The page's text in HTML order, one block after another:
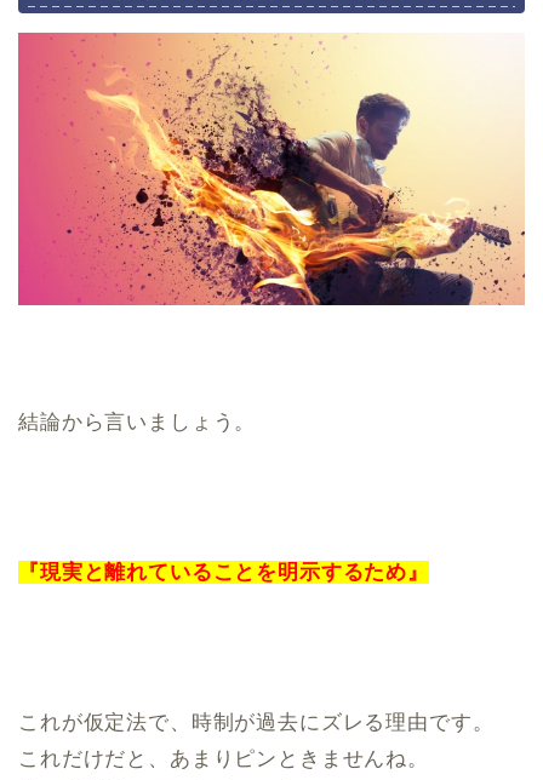
結論から言いましょう。
『現実と離れていることを明示するため』
これが仮定法で、時制が過去にズレる理由です。
これだけだと、あまりピンときませんね。